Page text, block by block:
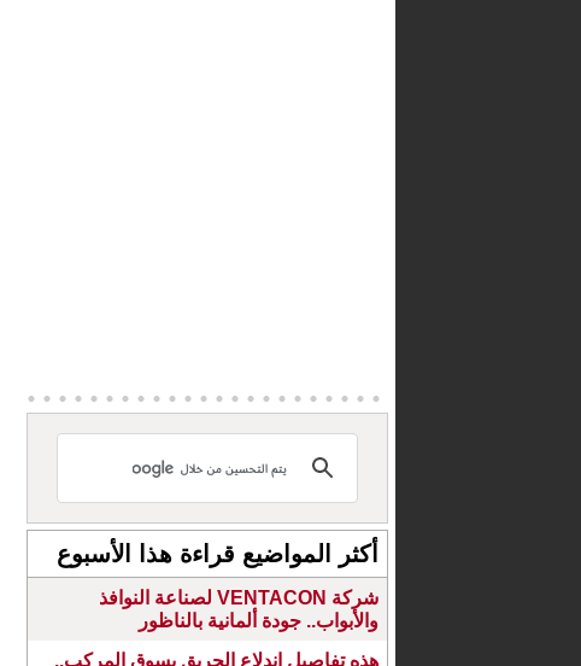
أكثر المواضيع قراءة هذا الأسبوع
شركة VENTACON لصناعة النوافذ
والأبواب.. جودة ألمانية بالناظور
هذه تفاصيل اندلاع الحريق بسوق المركب..